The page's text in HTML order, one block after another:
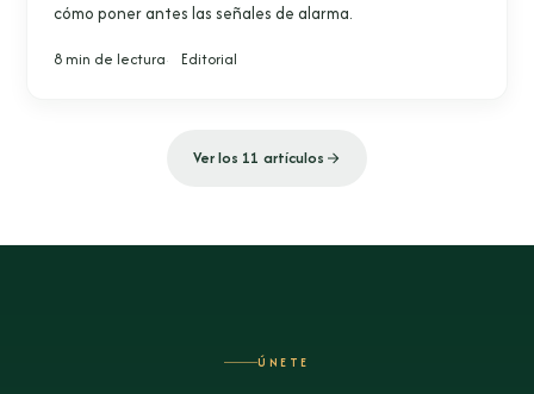
cómo poner antes las señales de alarma.
8 min de lectura Editorial
Ver los 11 artículos
ÚNETE